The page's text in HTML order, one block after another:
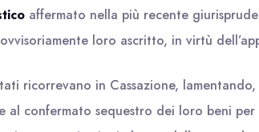
affermato nella più recente
loro ascritto, in virtù
ricorrevano in Cassazione,
al confermato sequestro dei loro beni per